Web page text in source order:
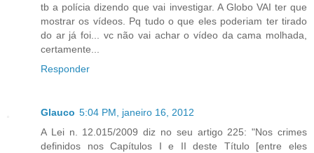
tb a polícia dizendo que vai investigar. A Globo VAI ter que
mostrar os vídeos. Pq tudo o que eles poderiam ter tirado
do ar já foi... vc não vai achar o vídeo da cama molhada,
certamente...
Responder
Glauco 5:04 PM, janeiro 16, 2012
A Lei n. 12.015/2009 diz no seu artigo 225: "Nos crimes
definidos nos Capítulos I e II deste Título [entre eles